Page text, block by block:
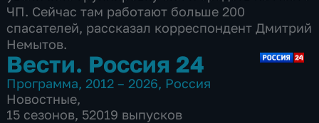
ЧП. Сейчас там работают больше 200
спасателей, рассказал корреспондент Дмитрий
Немытов.
Вести. Россия 24
Программа, 2012 – 2026, Россия
Новостные,
15 сезонов, 52019 выпусков